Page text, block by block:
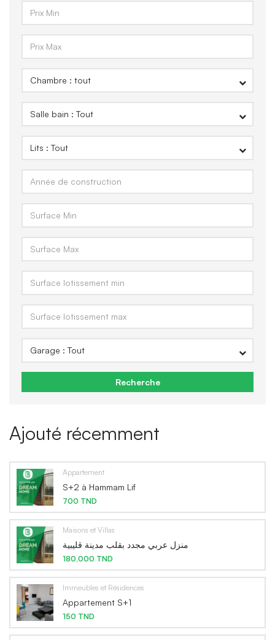
Recherche
Ajouté récemment
Appartement
S+2 à Hammam Lif
700 TND
Maisons et Villas
منزل عربي مجدد بقلب مدينة قليبية
180,000 TND
Immeubles et Résidences
Appartement S+1
150 TND